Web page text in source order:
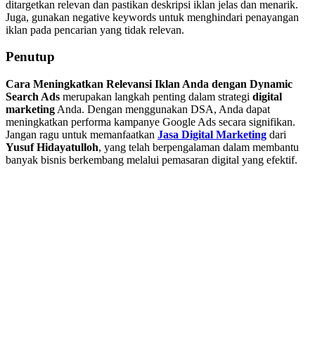
ditargetkan relevan dan pastikan deskripsi iklan jelas dan menarik.
Juga, gunakan negative keywords untuk menghindari penayangan
iklan pada pencarian yang tidak relevan.
Penutup
Cara Meningkatkan Relevansi Iklan Anda dengan Dynamic
Search Ads merupakan langkah penting dalam strategi digital
marketing Anda. Dengan menggunakan DSA, Anda dapat
meningkatkan performa kampanye Google Ads secara signifikan.
Jangan ragu untuk memanfaatkan Jasa Digital Marketing dari
Yusuf Hidayatulloh, yang telah berpengalaman dalam membantu
banyak bisnis berkembang melalui pemasaran digital yang efektif.